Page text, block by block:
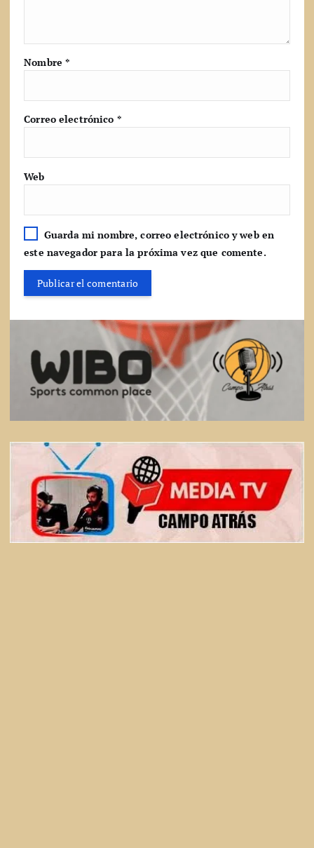
Nombre*
Correo electrónico *
Web
Guarda mi nombre, correo electrónico y web en
este navegador para la próxima vez que comente.